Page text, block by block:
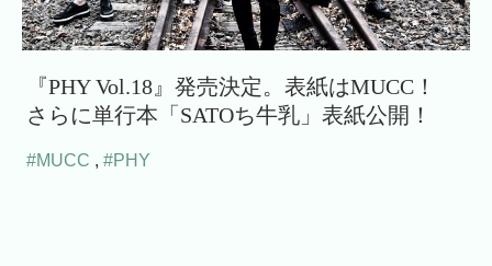
『PHY Vol.18』発売決定。表紙はMUCC！
さらに単行本「SATOち牛乳」表紙公開！
#MUCC , #PHY